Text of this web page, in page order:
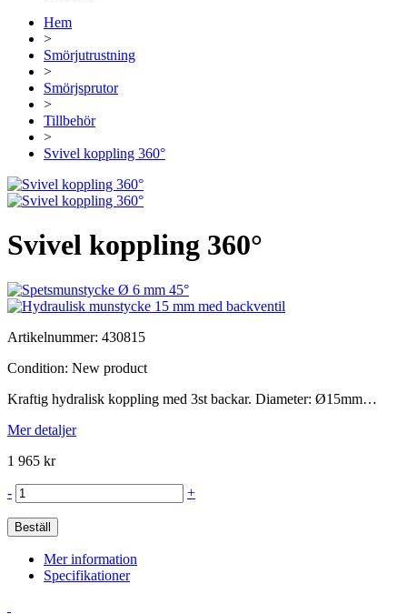
Hem
>
Smörjutrustning
>
Smörjsprutor
>
Tillbehör
>
Svivel koppling 360°
Svivel koppling 360°
Artikelnummer: 430815
Condition: New product
Kraftig hydralisk koppling med 3st backar. Diameter: Ø15mm…
Mer detaljer
1 965 kr
- +
Beställ
Mer information
Specifikationer